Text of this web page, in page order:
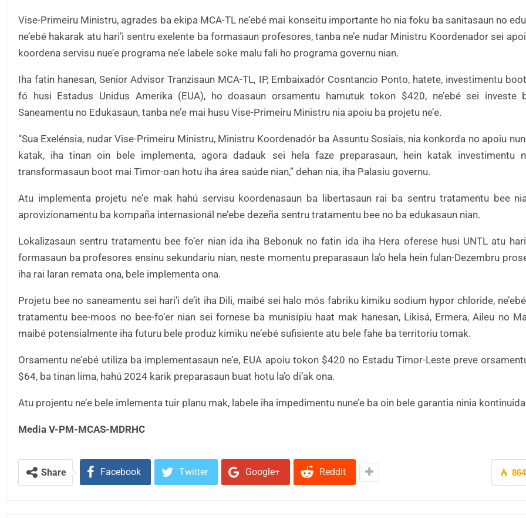
Vise-Primeiru Ministru, agrades ba ekipa MCA-TL ne’ebé mai konseitu importante ho nia foku ba sanitasaun no
ne’ebé hakarak atu hari’i sentru exelente ba formasaun profesores, tanba ne’e nudar Ministru Koordenador sei
koordena servisu nue’e programa ne’e labele soke malu fali ho programa governu nian.
Iha fatin hanesan, Senior Advisor Tranzisaun MCA-TL, IP, Embaixadór Cosntancio Ponto, hatete, investimentu boot
fó husi Estadus Unidus Amerika (EUA), ho doasaun orsamentu hamutuk tokon $420, ne’ebé sei investe
Saneamentu no Edukasaun, tanba ne’e mai husu Vise-Primeiru Ministru nia apoiu ba projetu ne’e.
“Sua Exelénsia, nudar Vise-Primeiru Ministru, Ministru Koordenadór ba Assuntu Sosiais, nia konkorda no apoiu
katak, iha tinan oin bele implementa, agora dadauk sei hela faze preparasaun, hein katak investimentu
transformasaun boot mai Timor-oan hotu iha área saúde nian,” dehan nia, iha Palasiu governu.
Atu implementa projetu ne’e mak hahú servisu koordenasaun ba libertasaun rai ba sentru tratamentu bee
aprovizionamentu ba kompaña internasionál ne’ebe dezeña sentru tratamentu bee no ba edukasaun nian.
Lokalizasaun sentru tratamentu bee fo’er nian ida iha Bebonuk no fatin ida iha Hera oferese husi UNTL atu
formasaun ba profesores ensinu sekundariu nian, neste momentu preparasaun la’o hela hein fulan-Dezembru
iha rai laran remata ona, bele implementa ona.
Projetu bee no saneamentu sei hari’i de’it iha Dili, maibé sei halo mós fabriku kimiku sodium hypor chloride,
tratamentu bee-moos no bee-fo’er nian sei fornese ba munisípiu haat mak hanesan, Likisá, Ermera, Aileu no
maibé potensialmente iha futuru bele produz kimiku ne’ebé sufisiente atu bele fahe ba territoriu tomak.
Orsamentu ne’ebé utiliza ba implementasaun ne’e, EUA apoiu tokon $420 no Estadu Timor-Leste preve
$64, ba tinan lima, hahú 2024 karik preparasaun buat hotu la’o di’ak ona.
Atu projentu ne’e bele imlementa tuir planu mak, labele iha impedimentu nune’e ba oin bele garantia ninia
Media V-PM-MCAS-MDRHC
864
Share Facebook Twitter Google+ ReddIt